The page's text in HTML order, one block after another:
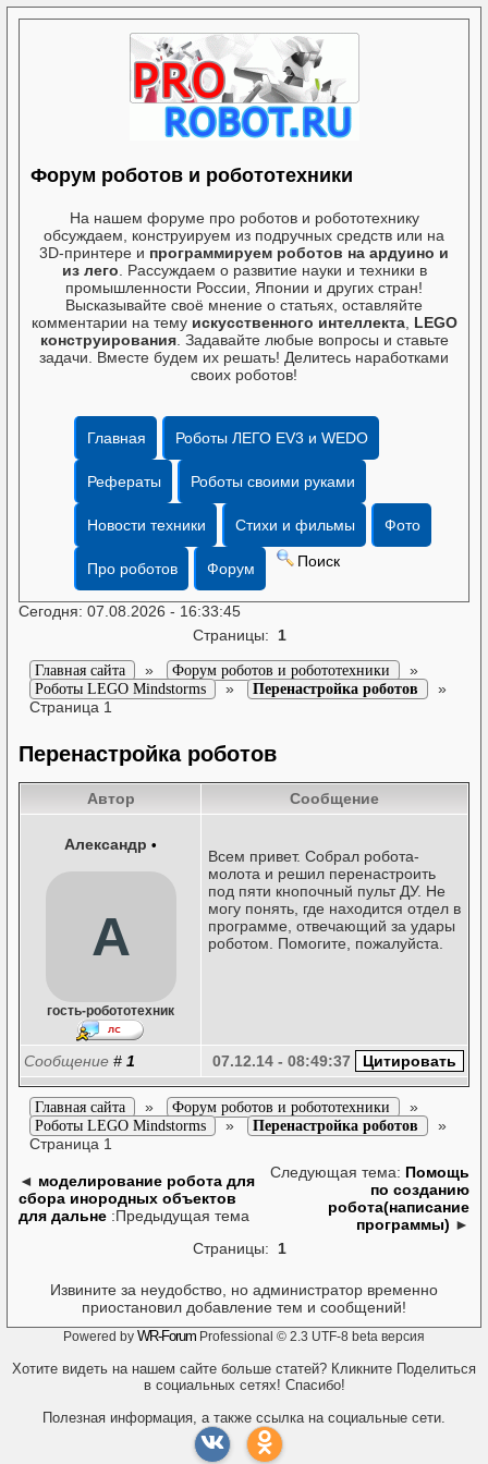
Форум роботов и робототехники
На нашем форуме про роботов и робототехнику
обсуждаем, конструируем из подручных средств или на
3D-принтере и программируем роботов на ардуино и
из лего . Рассуждаем о развитие науки и техники в
промышленности России, Японии и других стран!
Высказывайте своё мнение о статьях, оставляйте
комментарии на тему искусственного интеллекта, LEGO
конструирования. Задавайте любые вопросы и ставьте
задачи. Вместе будем их решать! Делитесь наработками
своих роботов!
Главная Роботы ЛЕГО EV3 и WEDO
Рефераты Роботы своими руками
Новости техники Стихи и фильмы Фото
Про роботов Форум Поиск
Сегодня: 07.08.2026 - 16:33:45
Страницы: 1
Главная сайта » Форум роботов и робототехники »
Роботы LEGO Mindstorms » Перенастройка роботов
»
Страница 1
Перенастройка роботов
Автор Сообщение
Александр •
А
гость-робототехник
Всем привет. Собрал робота-
молота и решил перенастроить
под пяти кнопочный пульт ДУ. Не
могу понять, где находится отдел в
программе, отвечающий за удары
роботом. Помогите, пожалуйста.
Сообщение # 1 07.12.14 - 08:49:37
Главная сайта » Форум роботов и робототехники »
Роботы LEGO Mindstorms » Перенастройка роботов
»
Страница 1
◄ моделирование робота для
сбора инородных объектов
для дальне :Предыдущая тема
Следующая тема: Помощь
по созданию
робота(написание
программы) ►
Страницы: 1
Извините за неудобство, но администратор временно
приостановил добавление тем и сообщений!
Powered by WR-Forum Professional © 2.3 UTF-8 beta версия
Хотите видеть на нашем сайте больше статей? Кликните Поделиться
в социальных сетях! Спасибо!
Полезная информация, а также ссылка на социальные сети.